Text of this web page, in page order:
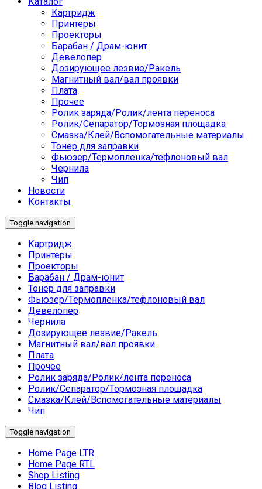
Картридж
Принтеры
Проекторы
Барабан / Драм-юнит
Девелопер
Дозирующее лезвие/Ракель
Магнитный вал/вал проявки
Плата
Прочее
Ролик заряда/Ролик/лента переноса
Ролик/Сепаратор/Тормозная площадка
Смазка/Клей/Вспомогательные материалы
Тонер для заправки
Фьюзер/Термопленка/тефлоновый вал
Чернила
Чип
Новости
Контакты
Toggle navigation
Картридж
Принтеры
Проекторы
Барабан / Драм-юнит
Тонер для заправки
Фьюзер/Термопленка/тефлоновый вал
Девелопер
Чернила
Дозирующее лезвие/Ракель
Магнитный вал/вал проявки
Плата
Прочее
Ролик заряда/Ролик/лента переноса
Ролик/Сепаратор/Тормозная площадка
Смазка/Клей/Вспомогательные материалы
Чип
Toggle navigation
Home Page LTR
Home Page RTL
Shop Listing
Blog Listing